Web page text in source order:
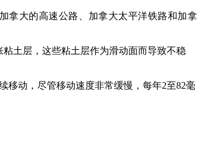
拿大的高速公路、加拿大太平洋铁路和加拿
土层，这些粘土层作为滑动面而导致不稳
动，尽管移动速度非常缓慢，每年2至82毫